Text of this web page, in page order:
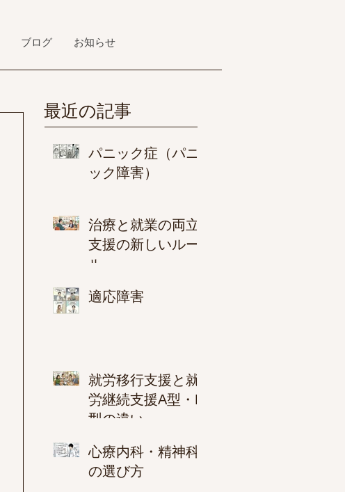
ブログ お知らせ
最近の記事
パニック症（パニ
ック障害）
治療と就業の両立
支援の新しいルー
ル
適応障害
就労移行支援と就
労継続支援A型・B
型の違い
心療内科・精神科
の選び方